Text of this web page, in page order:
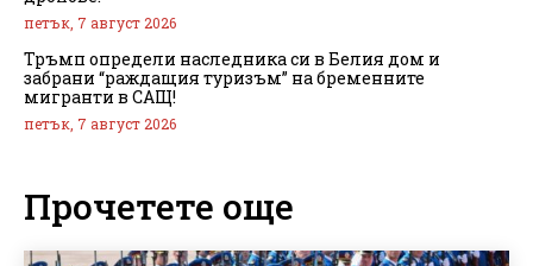
петък, 7 август 2026
Тръмп определи наследника си в Белия дом и
забрани “раждащия туризъм” на бременните
мигранти в САЩ!
петък, 7 август 2026
Прочетете още